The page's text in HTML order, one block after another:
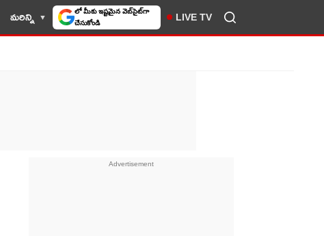
మరిన్ని 10TV సెలెక్ట్ చేసుకోండి LIVE TV